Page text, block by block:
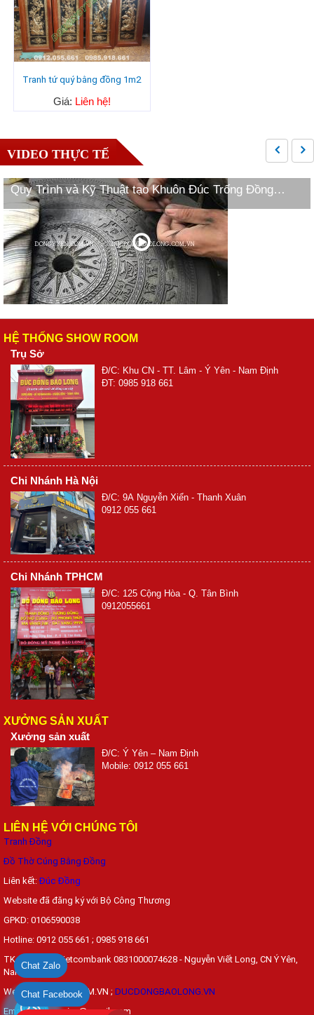
Chat Zalo
Chat Facebook
Tranh tứ quý bằng đồng 1m2
Giá: Liên hệ!
VIDEO THỰC TẾ
Quy Trình và Kỹ Thuật tạo Khuôn Đúc Trống Đồng
Ngọc Lũ
HỆ THỐNG SHOW ROOM
Trụ Sở
Đ/C: Khu CN - TT. Lâm - Ý Yên - Nam Định
ĐT: 0985 918 661
Chi Nhánh Hà Nội
Đ/C: 9A Nguyễn Xiển - Thanh Xuân
0912 055 661
Chi Nhánh TPHCM
Đ/C: 125 Cộng Hòa - Q. Tân Bình
0912055661
XƯỞNG SẢN XUẤT
Xưởng sản xuất
Đ/C: Ý Yên – Nam Định
Mobile: 0912 055 661
LIÊN HỆ VỚI CHÚNG TÔI
Tranh Đồng
Đồ Thờ Cúng Bằng Đồng
Liên kết:Đúc Đồng
Website đã đăng ký với Bộ Công Thương
GPKD: 0106590038
Hotline: 0912 055 661 ; 0985 918 661
TK đặt hàng: Vietcombank 0831000074628 - Nguyễn Viết Long, CN Ý Yên,
Nam Định
Web: DONGYYEN.COM.VN ; DUCDONGBAOLONG.VN
Email:vietlongviva@gmail.com